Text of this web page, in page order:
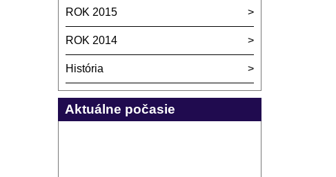
ROK 2015
ROK 2014
História
Aktuálne počasie